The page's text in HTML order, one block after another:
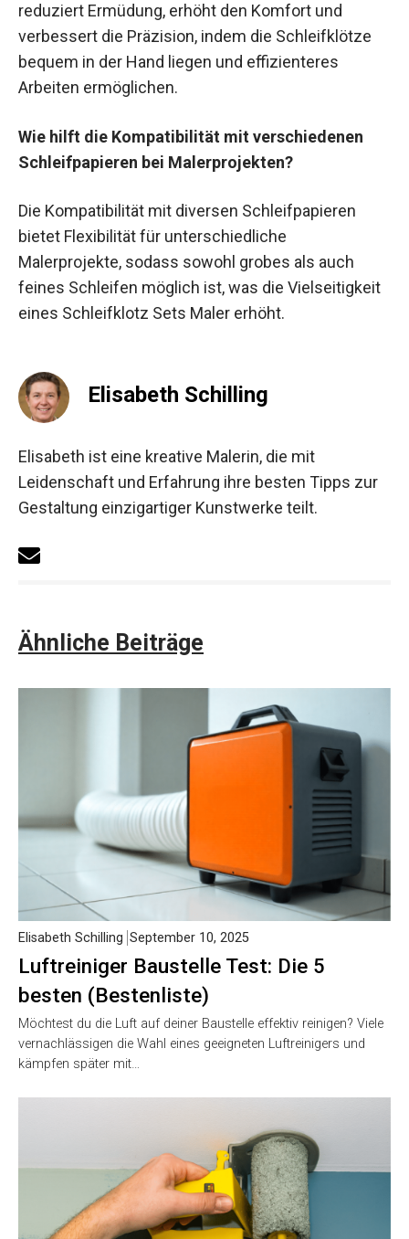
reduziert Ermüdung, erhöht den Komfort und
verbessert die Präzision, indem die Schleifklötze
bequem in der Hand liegen und effizienteres
Arbeiten ermöglichen.
Wie hilft die Kompatibilität mit verschiedenen
Schleifpapieren bei Malerprojekten?
Die Kompatibilität mit diversen Schleifpapieren
bietet Flexibilität für unterschiedliche
Malerprojekte, sodass sowohl grobes als auch
feines Schleifen möglich ist, was die Vielseitigkeit
eines Schleifklotz Sets Maler erhöht.
Elisabeth Schilling
Elisabeth ist eine kreative Malerin, die mit
Leidenschaft und Erfahrung ihre besten Tipps zur
Gestaltung einzigartiger Kunstwerke teilt.
Ähnliche Beiträge
Luftreiniger Baustelle Test: Die 5
besten (Bestenliste)
Elisabeth Schilling September 10, 2025
Möchtest du die Luft auf deiner Baustelle effektiv reinigen? Viele
vernachlässigen die Wahl eines geeigneten Luftreinigers und
kämpfen später mit…